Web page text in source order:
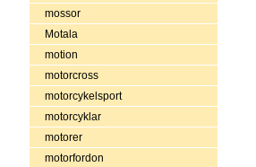
mossor
Motala
motion
motorcross
motorcykelsport
motorcyklar
motorer
motorfordon